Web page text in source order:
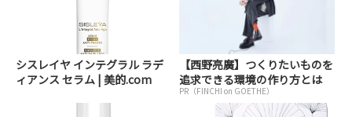
シスレイヤ インテグラル ラデ
ィアンス セラム | 美的.com
【西野亮廣】つくりたいものを
追求できる環境の作り方とは
PR（FINCHI on GOETHE）